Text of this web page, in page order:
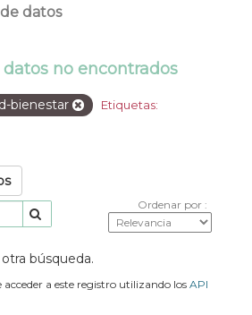
datos
no encontrados
bienestar Etiquetas:
Ordenar por
búsqueda.
a este registro utilizando los API